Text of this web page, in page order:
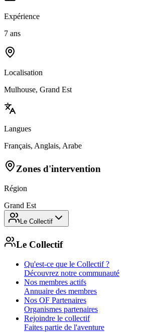
Expérience
7 ans
Localisation
Mulhouse, Grand Est
Langues
Français, Anglais, Arabe
Zones d'intervention
Région
Grand Est
Le Collectif
Le Collectif
Qu'est-ce que le Collectif ?
Découvrez notre communauté
Nos membres actifs
Annuaire des membres
Nos OF Partenaires
Organismes partenaires
Rejoindre le collectif
Faites partie de l'aventure